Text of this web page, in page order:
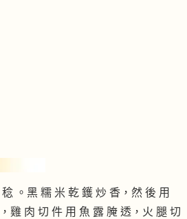
。黑 糯 米 乾 鑊 炒 香，然 後 用
雞 肉 切 件 用 魚 露 腌 透，火 腿 切